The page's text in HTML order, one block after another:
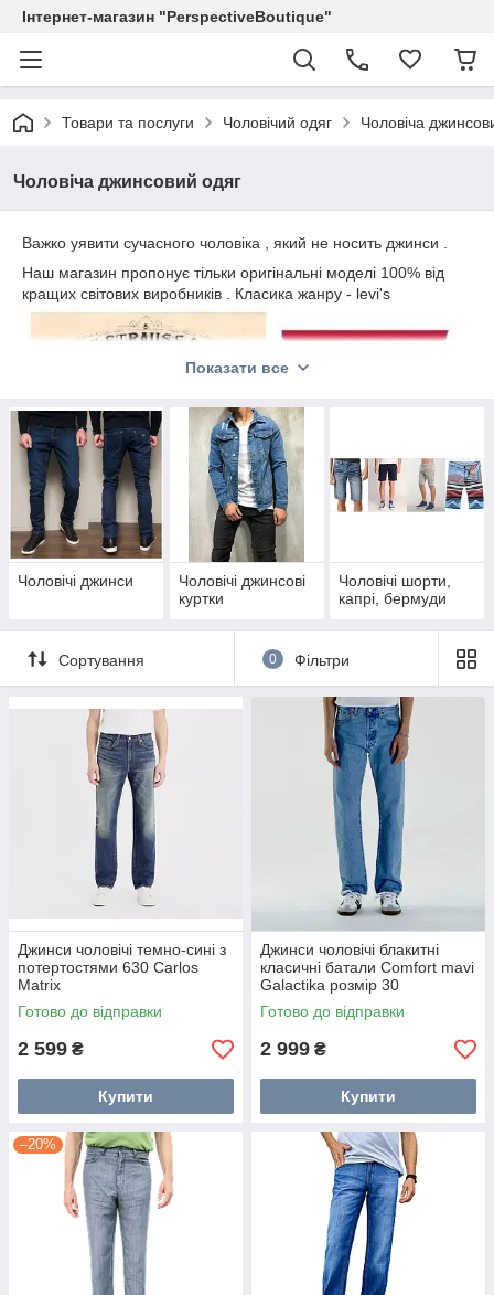
Інтернет-магазин "PerspectiveBoutique"
Товари та послуги Чоловічий одяг Чоловіча
Чоловіча джинсовий одяг
Важко уявити сучасного чоловіка , який не носить джинси .
Наш магазин пропонує тільки оригінальні моделі 100% від
кращих світових виробників . Класика жанру - levi's
сучасні бренди - Zilli , Armani , Gas , Dolce&Gabbana , Iceberg
, Richmond , Energie ,GFFerre та інші
Широкий модельний ряд , наявність розмірів та ростов -
прикрасою повсякденного гардероба .
Показати все
Чоловічі джинси
Чоловічі джинсові
куртки
Чоловічі шорти,
капрі, бермуди
Сортування 0 Фільтри
Джинси чоловічі темно-сині з
потертостями 630 Carlos
Matrix
Готово до відправки
2 599 ₴
Купити
Джинси чоловічі блакитні
класичні батали Comfort mavi
Galactika розмір 30
Готово до відправки
2 999 ₴
Купити
–20%